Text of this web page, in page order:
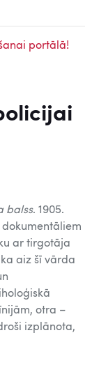
portālā!
balss. 1905.
ar tirgotāja
aiz šī vārda
otra –
izplānota,